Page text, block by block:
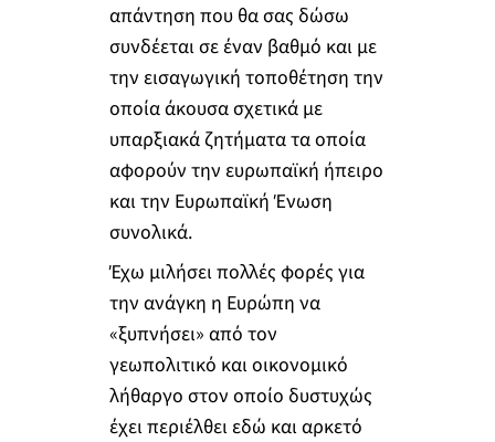
απάντηση που θα σας δώσω
συνδέεται σε έναν βαθμό και με
την εισαγωγική τοποθέτηση την
οποία άκουσα σχετικά με
υπαρξιακά ζητήματα τα οποία
αφορούν την ευρωπαϊκή ήπειρο
και την Ευρωπαϊκή Ένωση
συνολικά.
Έχω μιλήσει πολλές φορές για
την ανάγκη η Ευρώπη να
«ξυπνήσει» από τον
γεωπολιτικό και οικονομικό
λήθαργο στον οποίο δυστυχώς
έχει περιέλθει εδώ και αρκετό